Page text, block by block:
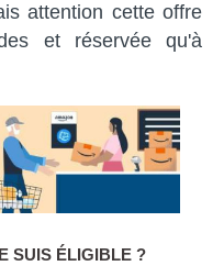
attention cette offre
et réservée qu'à
SUIS ÉLIGIBLE ?